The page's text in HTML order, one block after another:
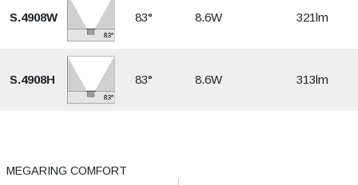
S.4908W 83° 8.6W 321lm
S.4908H 83° 8.6W 313lm
MEGARING COMFORT